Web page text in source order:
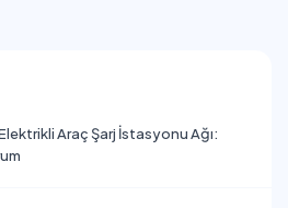
Araç Şarj İstasyonu Ağı: